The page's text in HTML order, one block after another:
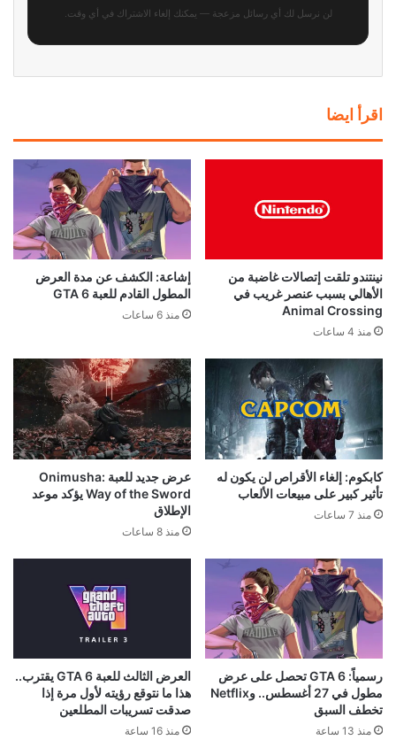
لن نرسل لك أي رسائل مزعجة — يمكنك إلغاء الاشتراك في أي وقت.
اقرأ ايضا
نينتندو تلقت إتصالات غاضبة من
الأهالي بسبب عنصر غريب في
Animal Crossing
منذ 4 ساعات
إشاعة: الكشف عن مدة العرض
المطول القادم للعبة GTA 6
منذ 6 ساعات
كابكوم: إلغاء الأقراص لن يكون له
تأثير كبير على مبيعات الألعاب
منذ 7 ساعات
عرض جديد للعبة Onimusha:
Way of the Sword يؤكد موعد
الإطلاق
منذ 8 ساعات
رسمياً: GTA 6 تحصل على عرض
مطول في 27 أغسطس.. وNetflix
تخطف السبق
منذ 13 ساعة
العرض الثالث للعبة GTA 6 يقترب..
هذا ما نتوقع رؤيته لأول مرة إذا
صدقت تسريبات المطلعين
منذ 16 ساعة